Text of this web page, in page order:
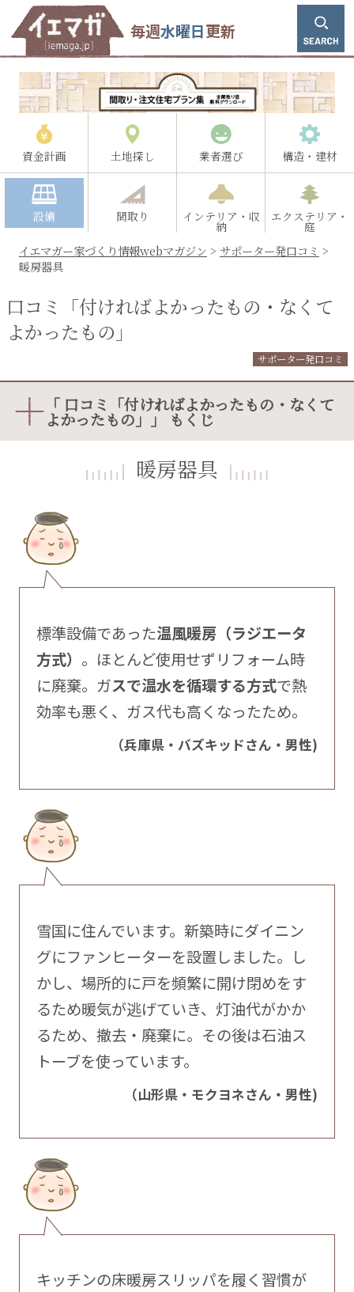
毎週水曜日更新
資金計画 土地探し 業者選び 構造・建材
設備 間取り インテリア・収
納
エクステリア・
庭
イエマガー家づくり情報webマガジン > サポーター発口コミ >
暖房器具
口コミ「付ければよかったもの・なくて
よかったもの」
サポーター発口コミ
「 口コミ「付ければよかったもの・なくて
よかったもの」」 もくじ
暖房器具
標準設備であった温風暖房（ラジエータ
方式） 。ほとんど使用せずリフォーム時
に廃棄。ガスで温水を循環する方式で熱
効率も悪く、ガス代も高くなったため。
（兵庫県・バズキッドさん・男性)
雪国に住んでいます。新築時にダイニン
グにファンヒーターを設置しました。し
かし、場所的に戸を頻繁に開け閉めをす
るため暖気が逃げていき、灯油代がかか
るため、撤去・廃棄に。その後は石油ス
トーブを使っています。
（山形県・モクヨネさん・男性)
キッチンの床暖房スリッパを履く習慣が